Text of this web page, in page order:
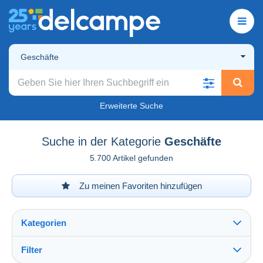
Geschäfte
Erweiterte Suche
Suche in der Kategorie Geschäfte
5.700 Artikel gefunden
Zu meinen Favoriten hinzufügen
Kategorien
Filter